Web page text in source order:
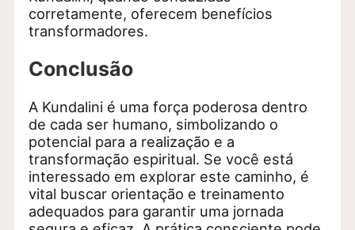
corretamente, oferecem benefícios
transformadores.
Conclusão
A Kundalini é uma força poderosa dentro
de cada ser humano, simbolizando o
potencial para a realização e a
transformação espiritual. Se você está
interessado em explorar este caminho, é
vital buscar orientação e treinamento
adequados para garantir uma jornada